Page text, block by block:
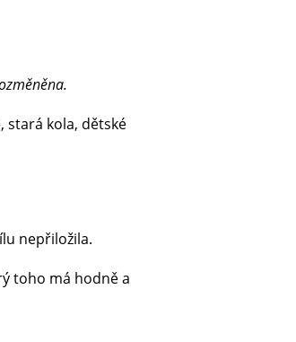
stará kola, dětské
nepřiložila.
toho má hodně a